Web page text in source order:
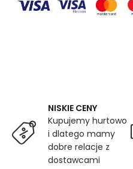
NISKIE CENY
Kupujemy hurtowo
i dlatego mamy
dobre relacje z
dostawcami